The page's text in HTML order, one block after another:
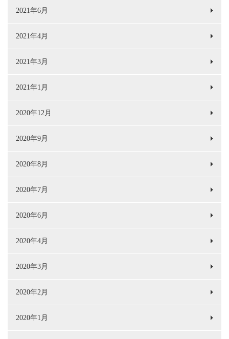
2021年6月
2021年4月
2021年3月
2021年1月
2020年12月
2020年9月
2020年8月
2020年7月
2020年6月
2020年4月
2020年3月
2020年2月
2020年1月